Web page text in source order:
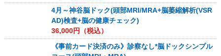
4月～神谷脳ドック(頭部MRI/MRA+脳萎縮解析(VSR
AD)検査+脳の健康チェック)
36,000円（税込）
《事前カード決済のみ》診察なし*脳ドックシンプル